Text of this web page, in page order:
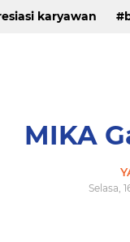
karyawan
MIKA
Selasa,